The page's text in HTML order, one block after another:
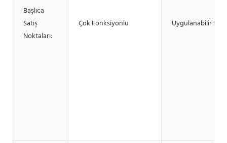
Başlıca
Satış
Noktaları:
Çok Fonksiyonlu Uygulanabilir